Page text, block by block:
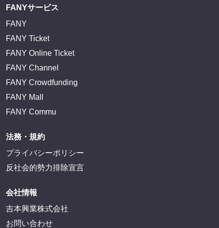
FANYサービス
FANY
FANY Ticket
FANY Online Ticket
FANY Channel
FANY Crowdfunding
FANY Mall
FANY Commu
法務・規約
プライバシーポリシー
反社会的勢力排除宣言
会社情報
吉本興業株式会社
お問い合わせ